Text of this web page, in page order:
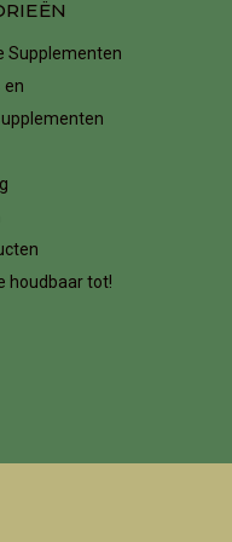
Supplementen
en
houdbaar tot!